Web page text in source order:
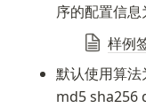
序的配置信
样例
默认使用算
md5 sha256